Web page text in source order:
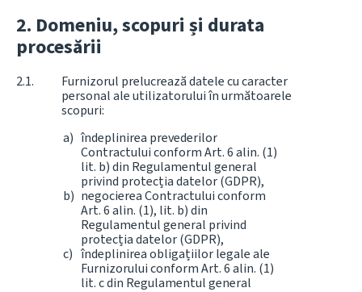
Domeniu, scopuri și durata
procesării
Furnizorul prelucrează datele cu caracter
personal ale utilizatorului în următoarele
scopuri:
îndeplinirea prevederilor
Contractului conform Art. 6 alin. (1)
lit. b) din Regulamentul general
privind protecția datelor (GDPR),
negocierea Contractului conform
Art. 6 alin. (1), lit. b) din
Regulamentul general privind
protecția datelor (GDPR),
îndeplinirea obligațiilor legale ale
Furnizorului conform Art. 6 alin. (1)
lit. c din Regulamentul general